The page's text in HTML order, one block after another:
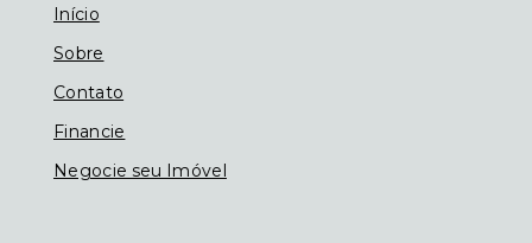
Início
Sobre
Contato
Financie
Negocie seu Imóvel